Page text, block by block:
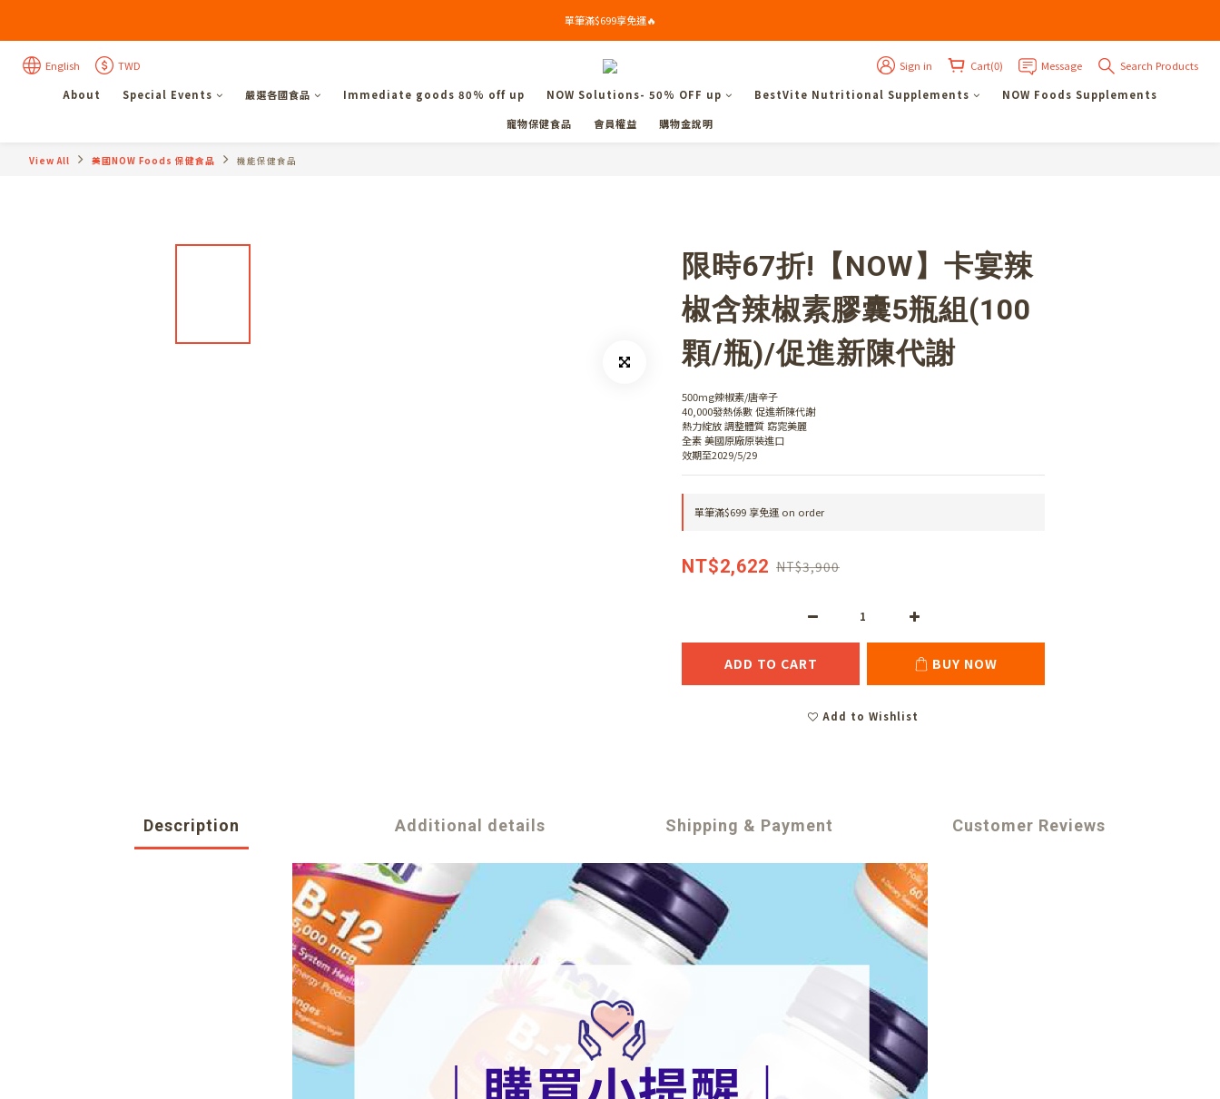
加入會員送$50購物金✨($799以上可折5%)
單筆滿$699享免運🔥
加入會員送$50購物金✨($799以上可折5%)
English TWD Sign in Cart(0) Message
Search Products
About
Special Events 嚴選各國食品 Immediate goods 80% off up NOW Solutions- 50% OFF up BestVite Nutritional Supplements
NOW Foods Supplements
寵物保健食品
會員權益 購物金說明
View All 美國NOW Foods 保健食品 機能保健食品
限時67折!【NOW】卡宴辣
椒含辣椒素膠囊5瓶組(100
顆/瓶)/促進新陳代謝
500mg辣椒素/唐辛子
40,000發熱係數 促進新陳代謝
熱力綻放 調整體質 窈窕美麗
全素 美國原廠原裝進口
效期至2029/5/29
單筆滿$699 享免運 on order
NT$2,622 NT$3,900
ADD TO CART BUY NOW
Add to Wishlist
Description Additional details Shipping & Payment Customer Reviews